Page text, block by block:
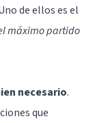
de ellos es el
máximo partido
necesario.
que